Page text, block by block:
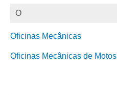
O
Oficinas Mecânicas
Oficinas Mecânicas de Motos